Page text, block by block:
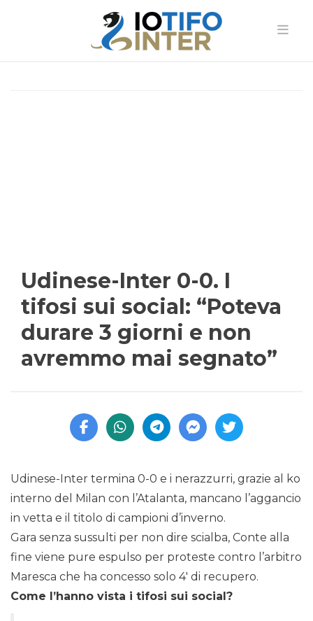
Udinese-Inter 0-0. I
tifosi sui social: “Poteva
durare 3 giorni e non
avremmo mai segnato”
Udinese-Inter termina 0-0 e i nerazzurri, grazie al ko
interno del Milan con l’Atalanta, mancano l’aggancio
in vetta e il titolo di campioni d’inverno.
Gara senza sussulti per non dire scialba, Conte alla
fine viene pure espulso per proteste contro l’arbitro
Maresca che ha concesso solo 4′ di recupero.
Come l’hanno vista i tifosi sui social?